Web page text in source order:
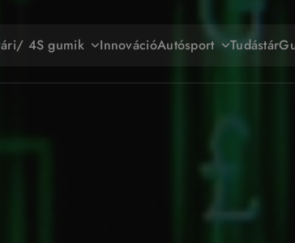
4S gumik InnovációAutósport Tudástár